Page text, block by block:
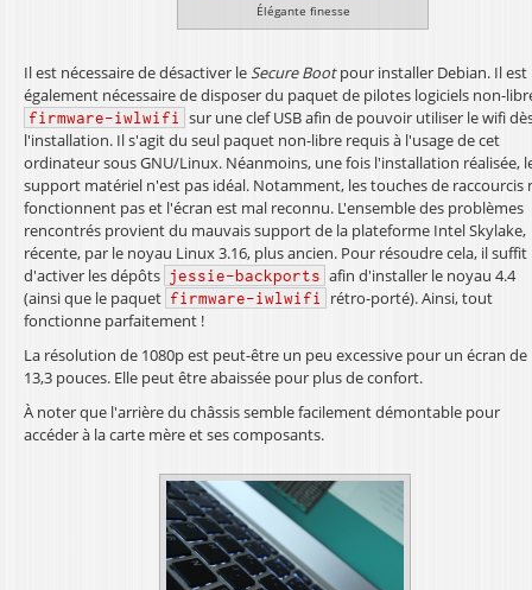
Élégante finesse
Il est nécessaire de désactiver le Secure Bootpour installer Debian. Il est
également nécessaire de disposer du paquet de pilotes logiciels non-
firmware-iwlwifi
sur une clef USB afin de pouvoir utiliser le wifi
l'installation. Il s'agit du seul paquet non-libre requis à l'usage de cet
ordinateur sous GNU/Linux. Néanmoins, une fois l'installation réalisée,
support matériel n'est pas idéal. Notamment, les touches de raccourcis
fonctionnent pas et l'écran est mal reconnu. L'ensemble des problèmes
rencontrés provient du mauvais support de la plateforme Intel Skylake,
récente, par le noyau Linux 3.16, plus ancien. Pour résoudre cela, il suffit
d'activer les dépôts jessie-backports afin d'installer le noyau 4.4
(ainsi que le paquet firmware-iwlwifi
rétro-porté). Ainsi, tout
fonctionne parfaitement !
La résolution de 1080p est peut-être un peu excessive pour un écran de
13,3 pouces. Elle peut être abaissée pour plus de confort.
À noter que l'arrière du châssis semble facilement démontable pour
accéder à la carte mère et ses composants.